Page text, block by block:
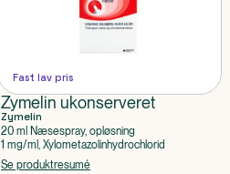
Fast lav pris
Zymelin ukonserveret
Zymelin
20 ml Næsespray, opløsning
1 mg/ml, Xylometazolinhydrochlorid
Se produktresumé